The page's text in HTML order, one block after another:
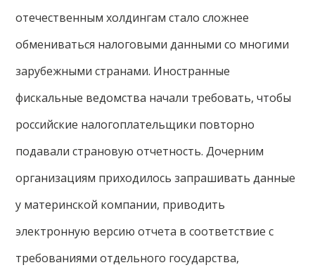
отечественным холдингам стало сложнее
обмениваться налоговыми данными со многими
зарубежными странами. Иностранные
фискальные ведомства начали требовать, чтобы
российские налогоплательщики повторно
подавали страновую отчетность. Дочерним
организациям приходилось запрашивать данные
у материнской компании, приводить
электронную версию отчета в соответствие с
требованиями отдельного государства,